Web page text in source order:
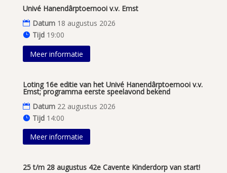
Univé Hanendârptoernooi v.v. Emst
Datum 18 augustus 2026
Tijd 19:00
Meer informatie
Loting 16e editie van het Univé Hanendârptoernooi v.v.
Emst; programma eerste speelavond bekend
Datum 22 augustus 2026
Tijd 14:00
Meer informatie
25 t/m 28 augustus 42e Cavente Kinderdorp van start!